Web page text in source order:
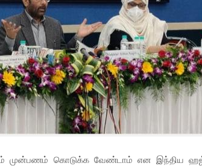
முன்பணம் கொடுக்க வேண்டாம் என இந்திய